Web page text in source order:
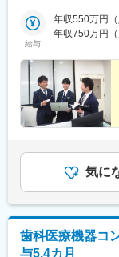
■働き方
・歯科医院の
境です。
・商談やメン
土曜日の勤務
■当社の魅力：
と言われるほ
的に挑戦して
AR技術を用い
ております。
変更の範囲：
所】東京都千
野市吉祥寺本
【神奈川西営
茨城県土浦市
久太郎町1-5-
4■駐車場あり
休日も使用す
(東京都)、鶴
堀橋駅、西代
給与
年収550万円（
年収750万円（
気に
歯科医療機器コ
与5.4カ月